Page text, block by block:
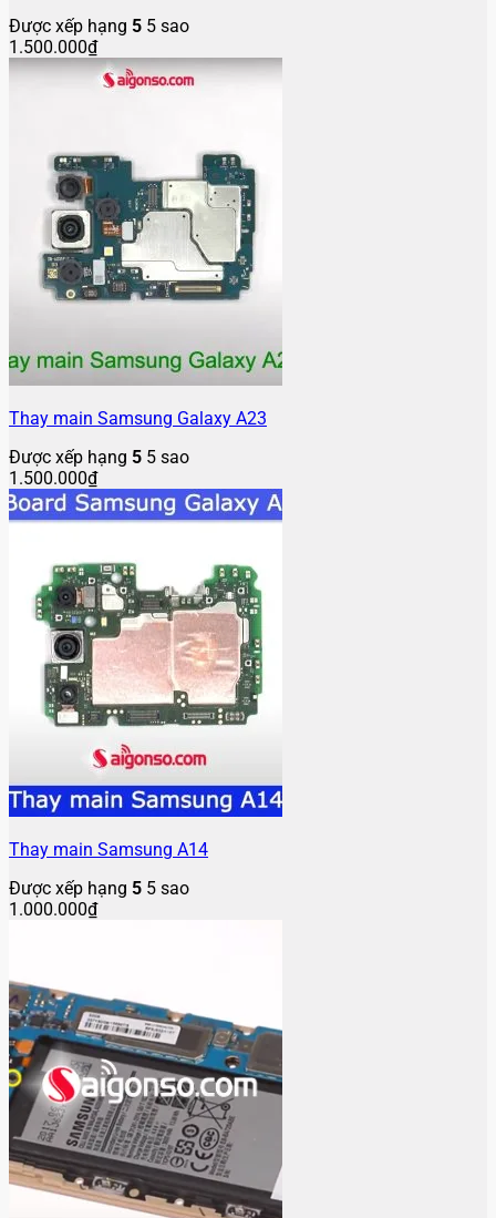
Được xếp hạng 5 5 sao
1.500.000₫
Thay main Samsung Galaxy A23
Được xếp hạng 5 5 sao
1.500.000₫
Thay main Samsung A14
Được xếp hạng 5 5 sao
1.000.000₫